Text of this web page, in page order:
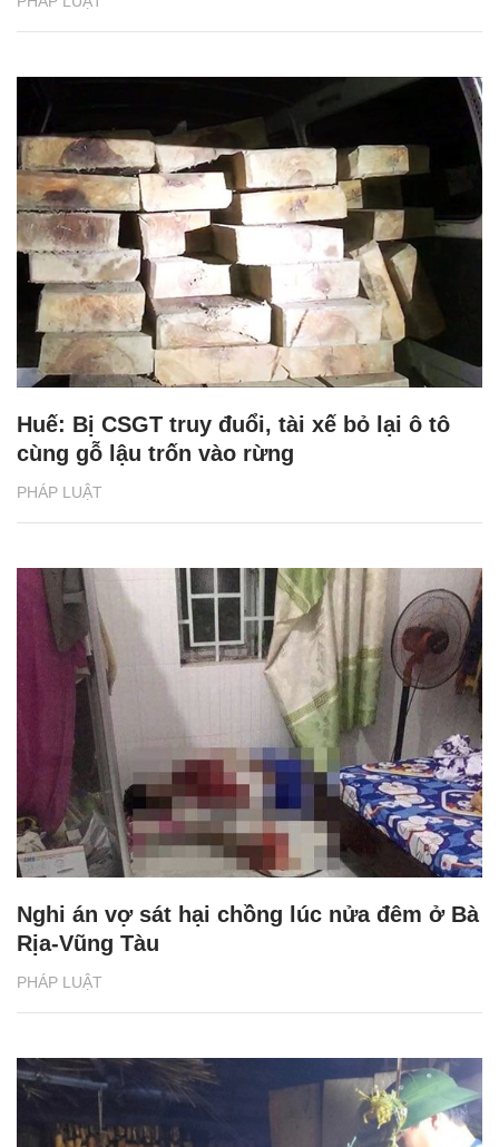
PHÁP LUẬT
Huế: Bị CSGT truy đuổi, tài xế bỏ lại ô tô
cùng gỗ lậu trốn vào rừng
PHÁP LUẬT
Nghi án vợ sát hại chồng lúc nửa đêm ở Bà
Rịa-Vũng Tàu